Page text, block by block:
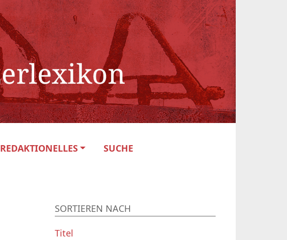
REDAKTIONELLES SUCHE
SORTIEREN NACH
Titel